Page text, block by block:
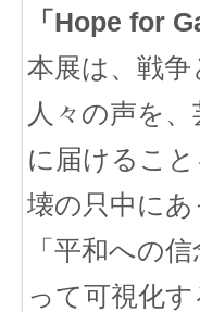
「Hope for
本展は、戦
人々の声を
に届けるこ
壊の只中に
「平和への
って可視化